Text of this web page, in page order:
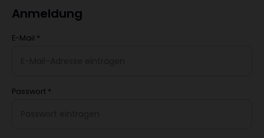
Anmeldung
E-Mail *
Passwort *